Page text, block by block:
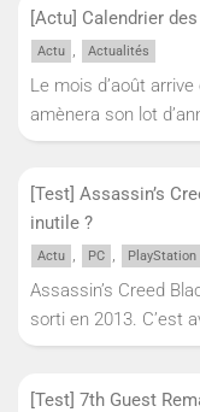
[Actu] Calendrier
Actu , Actualités
Le mois d’août
amènera son lot
[Test] Assassin’s
inutile ?
Actu , PC , PlayStation
Assassin’s Creed
sorti en 2013. C’est
[Test] 7th Guest